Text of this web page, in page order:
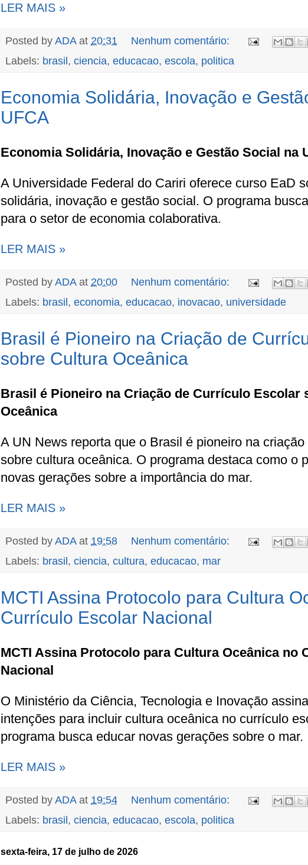
LER MAIS »
Posted by ADA at 20:31
Nenhum comentário:
Labels: brasil, ciencia, educacao, escola, politica
Economia Solidária, Inovação e
UFCA
Economia Solidária, Inovação e Gestão Social na
A Universidade Federal do Cariri oferece curso EaD
solidária, inovação e gestão social. O programa
para o setor de economia colaborativa.
LER MAIS »
Posted by ADA at 20:00
Nenhum comentário:
Labels: brasil, economia, educacao, inovacao, universidade
Brasil é Pioneiro na Criação de
sobre Cultura Oceânica
Brasil é Pioneiro na Criação de Currículo Escolar
Oceânica
A UN News reporta que o Brasil é pioneiro na
sobre cultura oceânica. O programa destaca como o
novas gerações sobre a importância do mar.
LER MAIS »
Posted by ADA at 19:58
Nenhum comentário:
Labels: brasil, ciencia, cultura, educacao, mar
MCTI Assina Protocolo para Cultura
Currículo Escolar Nacional
MCTI Assina Protocolo para Cultura Oceânica no
Nacional
O Ministério da Ciência, Tecnologia e Inovação
intenções para incluir cultura oceânica no currículo
programa busca educar novas gerações sobre o mar.
LER MAIS »
Posted by ADA at 19:54
Nenhum comentário:
Labels: brasil, ciencia, educacao, escola, politica
sexta-feira, 17 de julho de 2026